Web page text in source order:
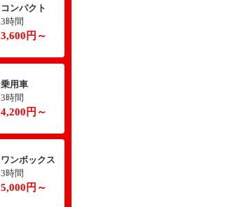
コンパクト
3時間
3,600円～
乗用車
3時間
4,200円～
ワンボックス
3時間
5,000円～